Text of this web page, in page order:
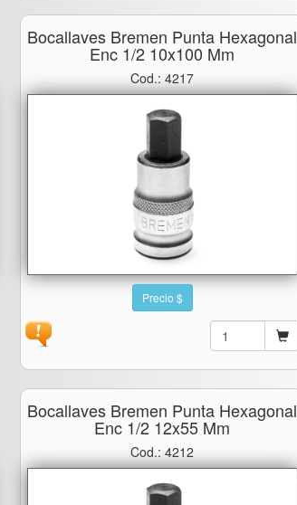
Bocallaves Bremen Punta Hexagonal
Enc 1/2 10x100 Mm
Cod.: 4217
Precio $
Bocallaves Bremen Punta Hexagonal
Enc 1/2 12x55 Mm
Cod.: 4212